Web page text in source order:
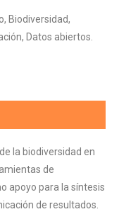
Biodiversidad,
Datos abiertos.
la biodiversidad en
de
apoyo para la síntesis
de resultados.